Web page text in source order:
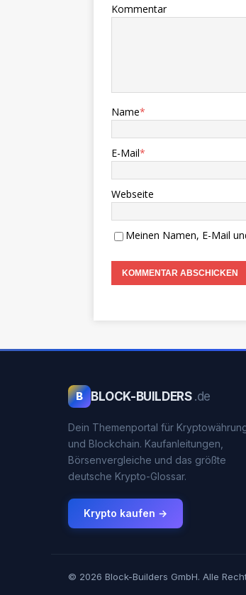
Kommentar
Name*
E-Mail*
Webseite
Meinen Namen, E-Mail
B BLOCK-BUILDERS .de
Dein Themenportal für
und Blockchain. Kaufanleitungen,
Börsenvergleiche und das größte
deutsche Krypto-Glossar.
Krypto kaufen →
© 2026 Block-Builders GmbH. Alle